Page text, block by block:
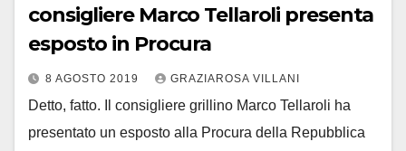
consigliere Marco Tellaroli presenta
esposto in Procura
8 AGOSTO 2019 GRAZIAROSA VILLANI
Detto, fatto. Il consigliere grillino Marco Tellaroli ha
presentato un esposto alla Procura della Repubblica